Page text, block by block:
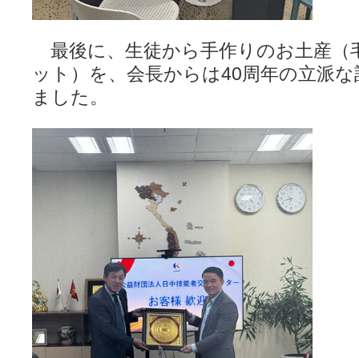
最後に、生徒から手作りのお土産（
ット）を、会長からは40周年の立派
ました。